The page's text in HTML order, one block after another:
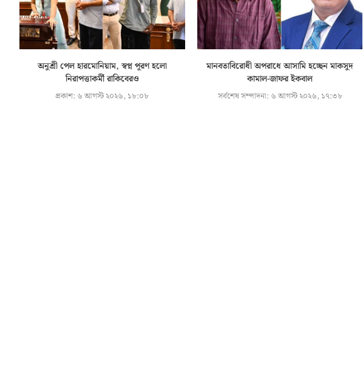
অনুশ্রী পেল হারমোনিয়াম, স্বপ্ন পূরণ হলো
নিরাপত্তাকর্মী রাকিবেরও
প্রকাশ: ৬ আগস্ট ২০২৬, ১৮:০৮
মানবতাবিরোধী অপরাধে আসামি হচ্ছেন মাকসুদ
কামাল-জাফর ইকবাল
সর্বশেষ সম্পাদনা: ৬ আগস্ট ২০২৬, ১৭:৩৮